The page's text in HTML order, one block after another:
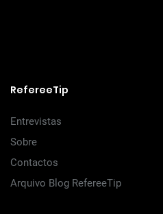
RefereeTip
Entrevistas
Sobre
Contactos
Arquivo Blog RefereeTip